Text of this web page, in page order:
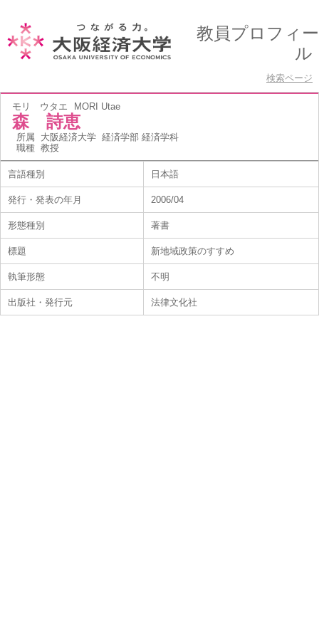
教員プロフィー
ル
検索ページ
モリ ウタエ MORI Utae
森 詩恵
所属 大阪経済大学 経済学部 経済学科
職種 教授
言語種別 日本語
発行・発表の年月 2006/04
形態種別 著書
標題 新地域政策のすすめ
執筆形態 不明
出版社・発行元 法律文化社